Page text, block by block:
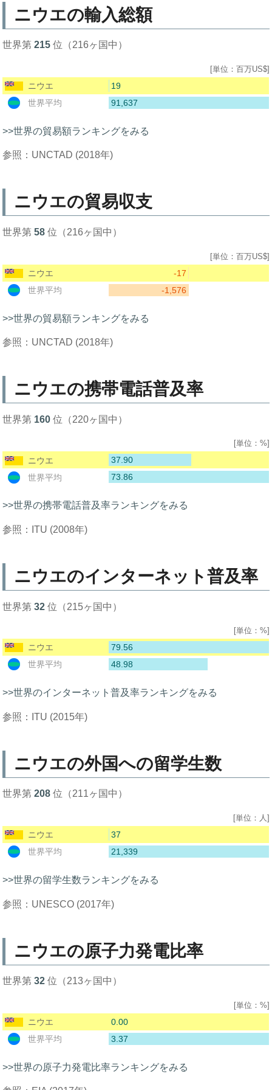
ニウエの輸入総額
世界第215 位（216ヶ国中）
[単位：百万US$]
ニウエ
19
世界平均
91,637
>>世界の貿易額ランキングをみる
参照：UNCTAD (2018年)
ニウエの貿易収支
世界第58 位（216ヶ国中）
[単位：百万US$]
ニウエ
-17
世界平均
-1,576
>>世界の貿易額ランキングをみる
参照：UNCTAD (2018年)
ニウエの携帯電話普及率
世界第 160 位（220ヶ国中）
[単位：%]
ニウエ
37.90
世界平均
73.86
>>世界の携帯電話普及率ランキングをみる
参照：ITU (2008年)
ニウエのインターネット普及率
世界第32 位（215ヶ国中）
[単位：%]
ニウエ
79.56
世界平均
48.98
>>世界のインターネット普及率ランキングをみる
参照：ITU (2015年)
ニウエの外国への留学生数
世界第208 位（211ヶ国中）
[単位：人]
ニウエ
37
世界平均
21,339
>>世界の留学生数ランキングをみる
参照：UNESCO (2017年)
ニウエの原子力発電比率
世界第32 位（213ヶ国中）
[単位：%]
ニウエ
0.00
世界平均
3.37
>>世界の原子力発電比率ランキングをみる